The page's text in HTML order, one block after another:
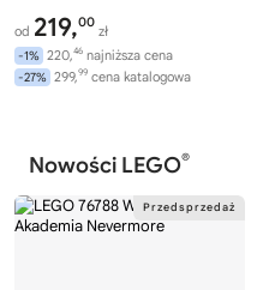
od 219,00
zł
-1% 220,46 najniższa cena
-27% 299,99 cena katalogowa
Nowości LEGO®